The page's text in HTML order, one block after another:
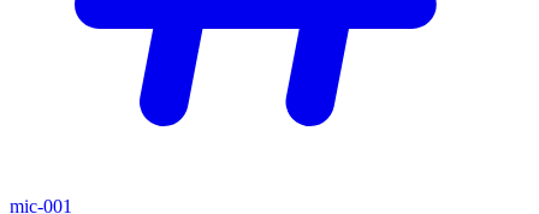
mic-001